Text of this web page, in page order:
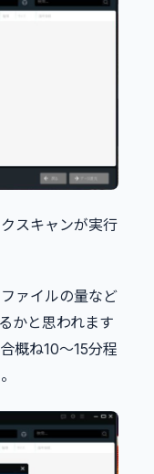
スキャンが実行
ァイルの量など
かと思われます
概ね10〜15分程